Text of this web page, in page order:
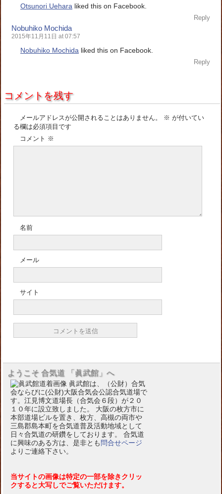
Otsunori Uehara liked this on Facebook.
Reply
Nobuhiko Mochida
2015年11月11日 at 07:57
Nobuhiko Mochida liked this on Facebook.
Reply
コメントを残す
メールアドレスが公開されることはありません。 ※ が付いてい
る欄は必須項目です
コメント ※
名前
メール
サイト
ようこそ 合気道 「眞武館」へ
眞武館は、（公財）合気
会ならびに(公財)大阪合気会公認合気道場で
す。江見博文道場長（合気会６段）が２０
１０年に設立致しました。 大阪の枚方市に
本部道場ビルを置き、枚方、高槻の両市や
三島郡島本町を合気道普及活動地域として
日々合気道の研鑽をしております。 合気道
に興味のある方は、是非とも 問合せページ
よりご連絡下さい。
当サイトの画像は特定の一部を除きクリッ
クすると大写しでご覧いただけます。